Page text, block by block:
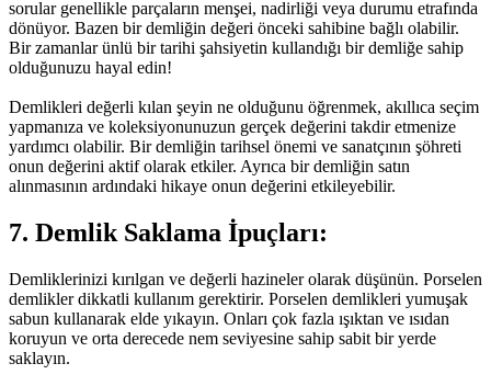
sorular genellikle parçaların menşei, nadirliği veya durumu etrafında
dönüyor. Bazen bir demliğin değeri önceki sahibine bağlı olabilir.
Bir zamanlar ünlü bir tarihi şahsiyetin kullandığı bir demliğe sahip
olduğunuzu hayal edin!
Demlikleri değerli kılan şeyin ne olduğunu öğrenmek, akıllıca seçim
yapmanıza ve koleksiyonunuzun gerçek değerini takdir etmenize
yardımcı olabilir. Bir demliğin tarihsel önemi ve sanatçının şöhreti
onun değerini aktif olarak etkiler. Ayrıca bir demliğin satın
alınmasının ardındaki hikaye onun değerini etkileyebilir.
7. Demlik Saklama İpuçları:
Demliklerinizi kırılgan ve değerli hazineler olarak düşünün. Porselen
demlikler dikkatli kullanım gerektirir. Porselen demlikleri yumuşak
sabun kullanarak elde yıkayın. Onları çok fazla ışıktan ve ısıdan
koruyun ve orta derecede nem seviyesine sahip sabit bir yerde
saklayın.